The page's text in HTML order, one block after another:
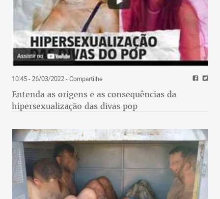
10:45 - 26/03/2022- Compartilhe
Entenda as origens e as consequências da
hipersexualização das divas pop